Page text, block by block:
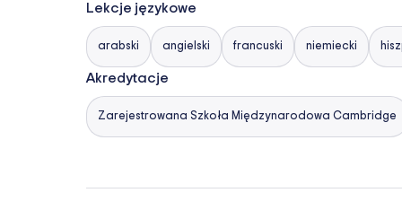
Lekcje językowe
arabski angielski francuski niemiecki
Akredytacje
Zarejestrowana Szkoła Międzynarodowa Cambridge